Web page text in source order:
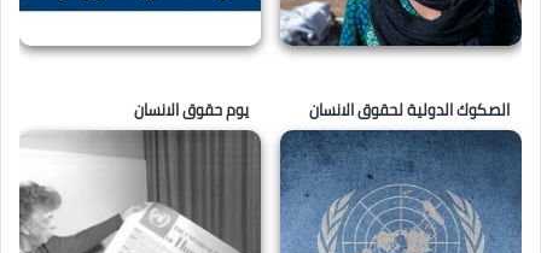
الصكوك الدولية لحقوق الانسان يوم حقوق الانسان